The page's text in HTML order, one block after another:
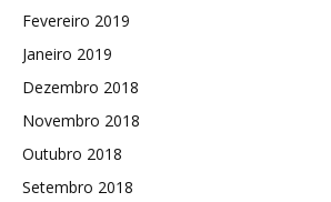
Fevereiro 2019
Janeiro 2019
Dezembro 2018
Novembro 2018
Outubro 2018
Setembro 2018